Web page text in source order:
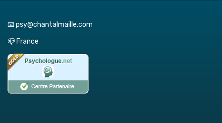
📧 psy@chantalmaille.com
📪 France